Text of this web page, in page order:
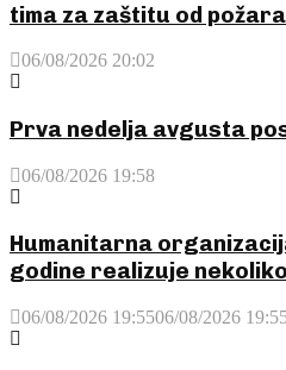
tima za zaštitu od požara
06/08/2026 20:02
Prva nedelja avgusta
06/08/2026 19:58
Humanitarna
godine realizuje
06/08/2026 19:5506/08/2026